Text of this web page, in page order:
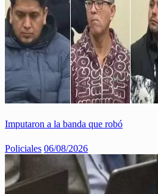
Imputaron a la banda que robó
Policiales 06/08/2026